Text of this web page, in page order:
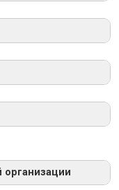
организаций, в
с
N 114-ФЗ
и экстремизму
организации